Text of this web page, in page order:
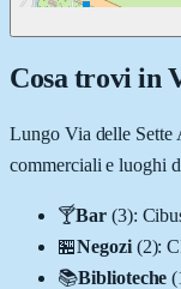
Cosa trovi in
Lungo Via delle Sette
commerciali e luoghi
🍸Bar (3):
🏪Negozi (2):
📚Biblioteche (